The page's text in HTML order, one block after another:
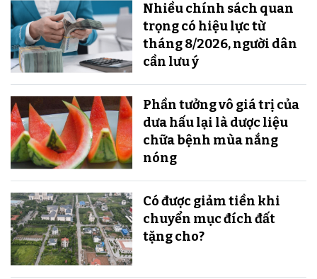
Nhiều chính sách quan
trọng có hiệu lực từ
tháng 8/2026, người dân
cần lưu ý
Phần tưởng vô giá trị của
dưa hấu lại là dược liệu
chữa bệnh mùa nắng
nóng
Có được giảm tiền khi
chuyển mục đích đất
tặng cho?